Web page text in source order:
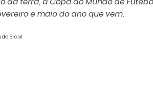
e maio do ano que vem.
do Brasil